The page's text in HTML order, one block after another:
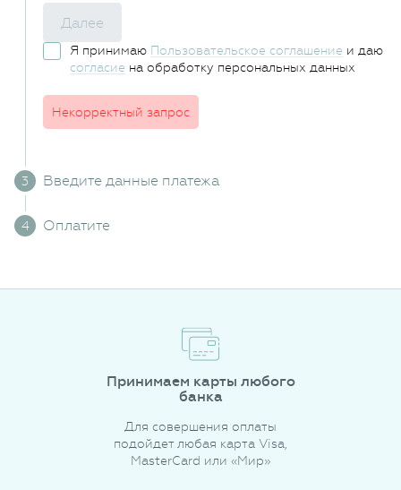
Далее
Я принимаю Пользовательское соглашение и даю
согласие на обработку персональных данных
Некорректный запрос
Введите данные платежа
Оплатите
Принимаем карты любого
банка
Для совершения оплаты
подойдет любая карта Visa,
MasterCard или «Мир»